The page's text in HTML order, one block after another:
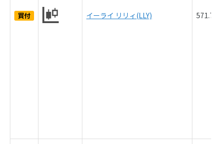
買付 イーライ リリィ(LLY) 571.76